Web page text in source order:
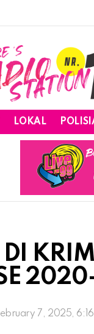
LOKAL
7, 2025,